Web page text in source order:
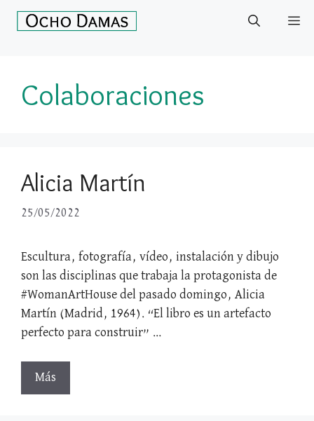
Saltar
Colaboraciones
Alicia Martín
25/05/2022
Escultura, fotografía, vídeo, instalación y dibujo
son las disciplinas que trabaja la protagonista de
#WomanArtHouse del pasado domingo, Alicia
Martín (Madrid, 1964). “El libro es un artefacto
perfecto para construir” …
Más